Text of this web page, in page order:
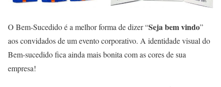
O Bem-Sucedido é a melhor forma de dizer “Seja bem vindo”
aos convidados de um evento corporativo. A identidade visual do
Bem-sucedido fica ainda mais bonita com as cores de sua
empresa!